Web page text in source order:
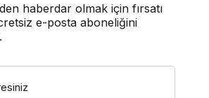
haberdar olmak için fırsatı
e-posta aboneliğini